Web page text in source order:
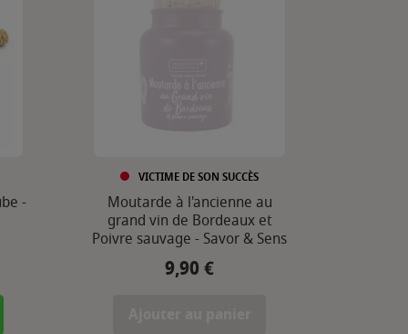
-
VICTIME DE SON SUCCÈS
Moutarde à l'ancienne au
grand vin de Bordeaux et
Poivre sauvage - Savor & Sens
Prix
9,90 €